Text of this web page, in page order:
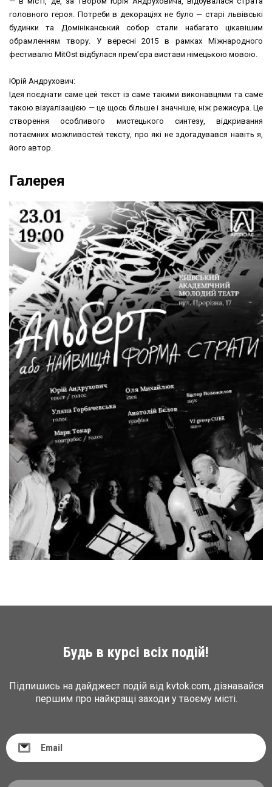
головного героя. Потреби в декораціях не було — старі львівські
будинки та Домініканський собор стали набагато цікавішим
обрамленням твору. У вересні 2015 в рамках Міжнародного
фестивалю MitOst відбулася прем’єра вистави німецькою мовою.
Юрій Андрухович:
Ідея поєднати саме цей текст із саме такими виконавцями та саме
такою візуалізацією — це щось більше і значніше, ніж режисура. Це
створення особливого мистецького синтезу, відкривання
потаємних можливостей тексту, про які не здогадувався навіть я,
його автор.
Галерея
Будь в курсі всіх подій!
Підпишись на дайджест подій від kvtok.com, дізнавайся
першим про найкращі заходи у твоєму місті.